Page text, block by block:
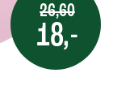
18,-
26,60